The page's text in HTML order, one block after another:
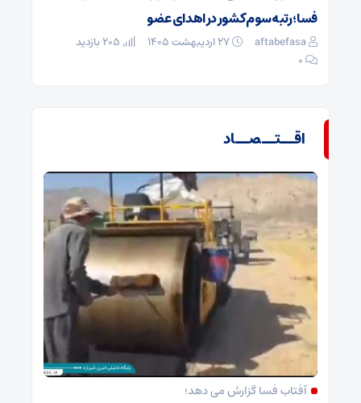
فسا؛ رتبه سوم کشور در اهدای عضو
aftabefasa
۰
اقــتــصــاد
آفتاب فسا گزارش می دهد؛